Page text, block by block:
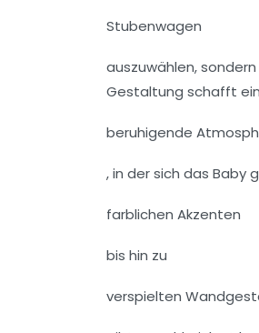
Stubenwagen
auszuwählen,
Gestaltung schafft
beruhigende
, in der sich das Baby
farblichen Akzenten
bis hin zu
verspielten